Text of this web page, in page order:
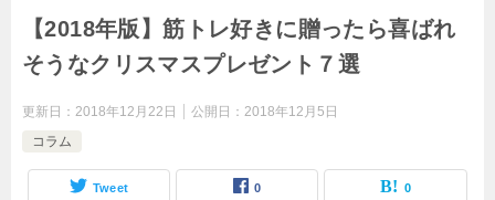
【2018年版】筋トレ好きに贈ったら喜ばれ
そうなクリスマスプレゼント７選
更新日： 2018年12月22日 公開日： 2018年12月5日
コラム
Tweet 0 0